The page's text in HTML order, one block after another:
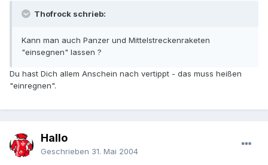
Thofrock schrieb:
Kann man auch Panzer und Mittelstreckenraketen
"einsegnen" lassen ?
Du hast Dich allem Anschein nach vertippt - das muss heißen
"einregnen".
Hallo
Geschrieben 31. Mai 2004